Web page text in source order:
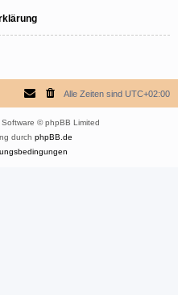
Alle Zeiten sind UTC+02:00
© phpBB Limited
durch phpBB.de